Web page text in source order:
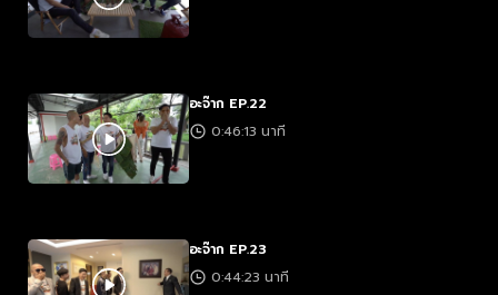
อะจ๊าก EP.22
0:46:13 นาที
อะจ๊าก EP.23
0:44:23 นาที